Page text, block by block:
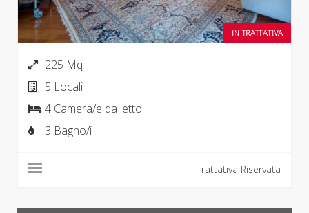
IN TRATTATIVA
225 Mq
5 Locali
4 Camera/e da letto
3 Bagno/i
Trattativa Riservata